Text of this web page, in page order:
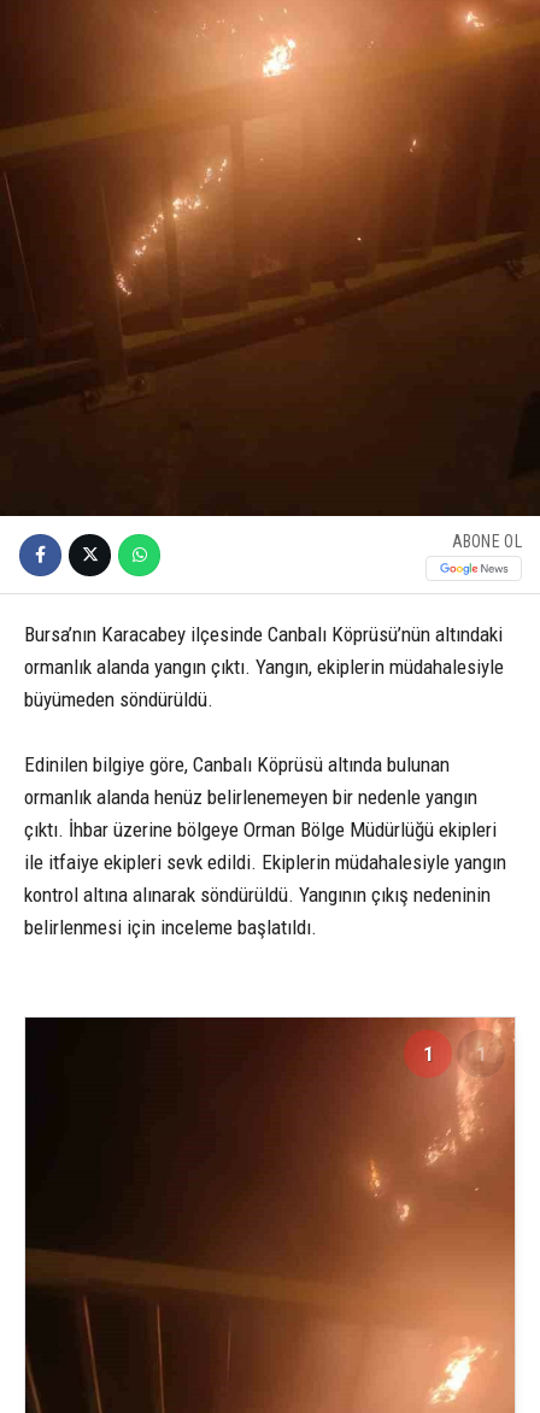
ABONE OL
Bursa’nın Karacabey ilçesinde Canbalı Köprüsü’nün altındaki
ormanlık alanda yangın çıktı. Yangın, ekiplerin müdahalesiyle
büyümeden söndürüldü.
Edinilen bilgiye göre, Canbalı Köprüsü altında bulunan
ormanlık alanda henüz belirlenemeyen bir nedenle yangın
çıktı. İhbar üzerine bölgeye Orman Bölge Müdürlüğü ekipleri
ile itfaiye ekipleri sevk edildi. Ekiplerin müdahalesiyle yangın
kontrol altına alınarak söndürüldü. Yangının çıkış nedeninin
belirlenmesi için inceleme başlatıldı.
1 1